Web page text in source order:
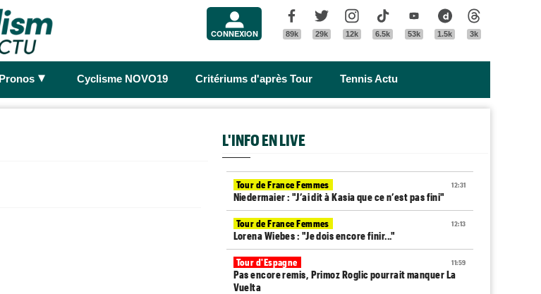
CONNEXION
Facebook
89k
Twitter
29k
Instagram
12k
Tik Tok
6.5k
Youtube
53k
Dailymotion
1.5k 3k
Pronos ► Cyclisme NOVO19 Critériums d'après Tour Tennis Actu
L'INFO EN LIVE
12:31
Tour de France Femmes
Niedermaier : "J’ai dit à Kasia que ce n’est pas fini"
12:13
Tour de France Femmes
Lorena Wiebes : "Je dois encore finir..."
11:59
Tour d'Espagne
Pas encore remis, Primoz Roglic pourrait manquer La
Vuelta